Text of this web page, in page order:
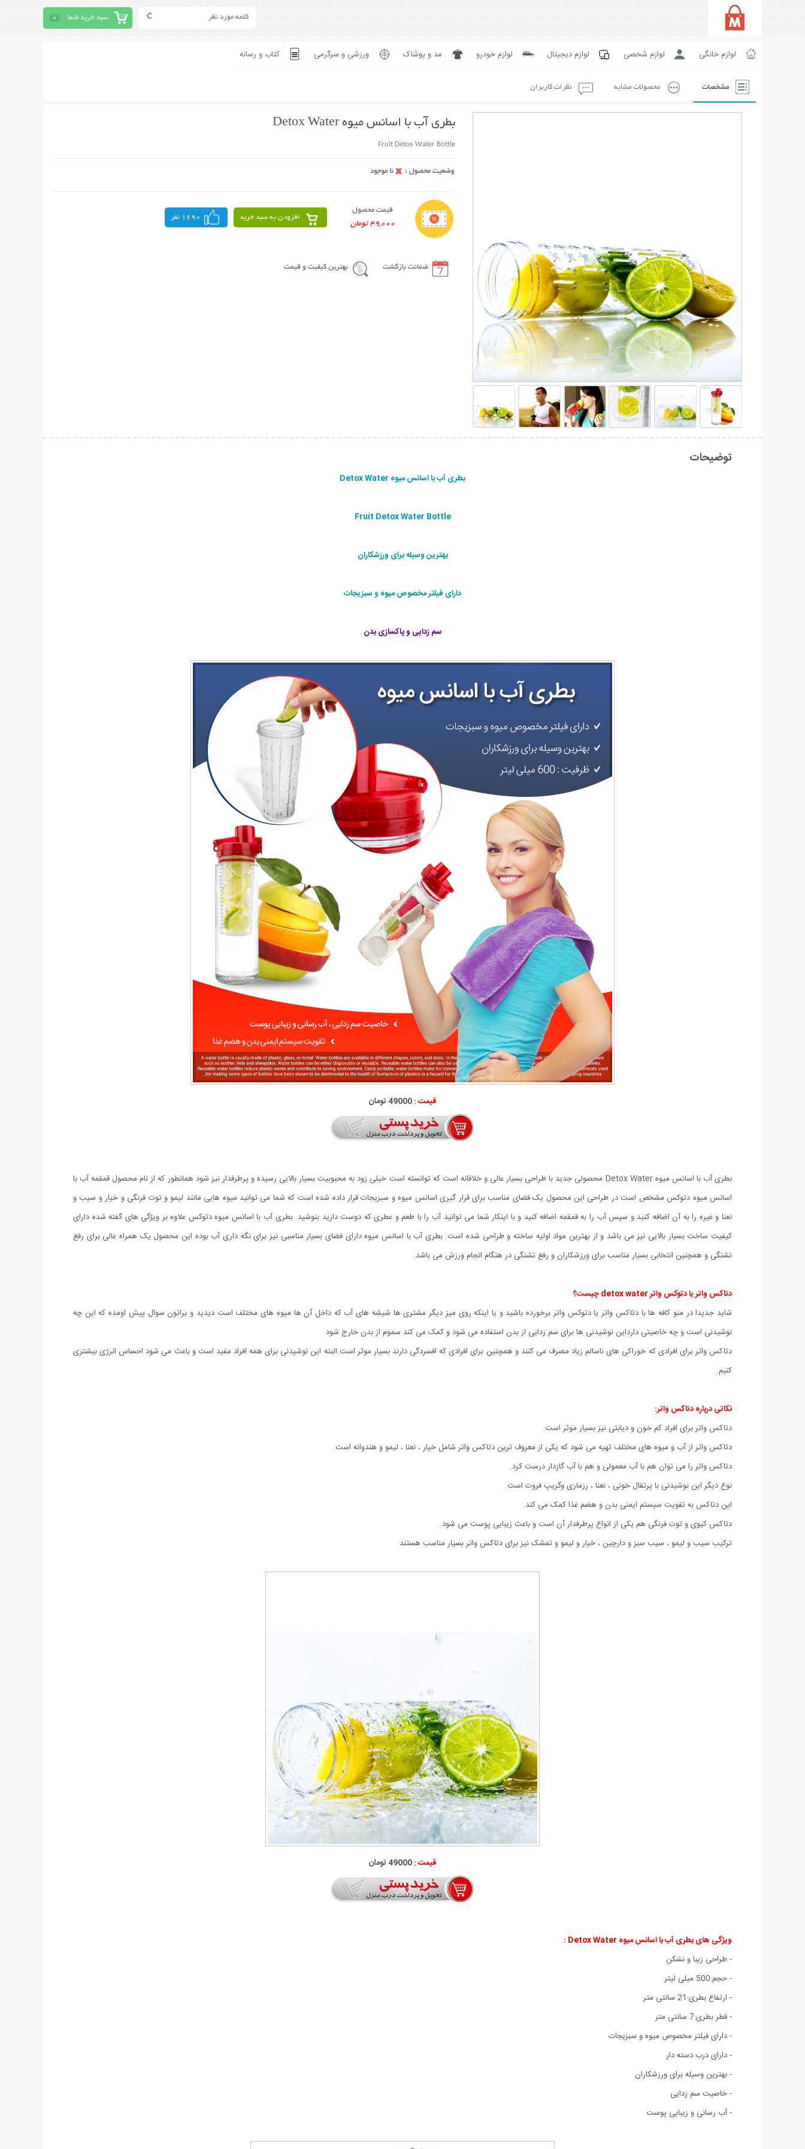
سبد خرید شما 0
لوازم خانگی لوازم شخصی لوازم دیجیتال لوازم خودرو مد و پوشاک ورزشی و سرگرمی کتاب و رسانه
مشخصات محصولات مشابه نظرات کاربران
بطری آب با اسانس میوه Detox Water
Fruit Detox Water Bottle
قیمت محصول
49,000 تومان
افزودن به سبد خرید 1690 نفر
ضمانت بازگشت بهترین کیفیت و قیمت
توضیحات
بطری آب با اسانس میوه Detox Water
Fruit Detox Water Bottle
بهترین وسیله برای ورزشکاران
دارای فیلتر مخصوص میوه و سبزیجات
سم زدایی و پاکسازی بدن
قیمت :49000 تومان
بطری آب با اسانس میوه Detox Water محصولی جدید با طراحی بسیار عالی و خلاقانه است که توانسته است خیلی زود به محبوبیت بسیار بالایی رسیده و پرطرفدار نیز شود همانطور که از نام محصول قمقمه آب با
اسانس میوه دتوکس مشخص است در طراحی این محصول یک فضای مناسب برای قرار گیری اسانس میوه و سبزیجات قرار داده شده است که شما می توانید میوه هایی مانند لیمو و توت فرنگی و خیار و سیب و
نعنا و غیره را به آن اضافه کنید و سپس آب را به قمقمه اضافه کنید و با اینکار شما می توانید آب را با طعم و عطری که دوست دارید بنوشید. بطری آب با اسانس میوه دتوکس علاوه بر ویژگی های گفته شده دارای
کیفیت ساخت بسیار بالایی نیز می باشد و از بهترین مواد اولیه ساخته و طراحی شده است. بطری آب با اسانس میوه دارای فضای بسیار مناسبی نیز برای نگه داری آب بوده این محصول یک همراه عالی برای رفع
تشنگی و همچنین انتخابی بسیار مناسب برای ورزشکاران و رفع تشنگی در هنگام انجام ورزش می باشد.
دتاکس واتر یا دتوکس واتر detox water چیست؟
شاید جدیدا در منو کافه ها با دتاکس واتر یا دتوکس واتر برخورده باشید و یا اینکه روی میز دیگر مشتری ها شیشه های آب که داخل آن ها میوه های مختلف است دیدید و براتون سوال پیش اومده که این چه
نوشیدنی است و چه خاصیتی دارداین نوشیدنی ها برای سم زدایی از بدن استفاده می شود و کمک می کند سموم از بدن خارج شود
دتاکس واتر برای افرادی که خوراکی های ناسالم زیاد مصرف می کنند و همچنین برای افرادی که افسردگی دارند بسیار موثر است.البته این نوشیدنی برای همه افراد مفید است و باعث می شود احساس انرژی بیشتری
کنیم.
نکاتی درباره دتاکس واتر:
دتاکس واتر برای افراد کم خون و دیابتی نیز بسیار موثر است.
دتاکس واتر از آب و میوه های مختلف تهیه می شود که یکی از معروف ترین دتاکس واتر شامل خیار ، نعنا ، لیمو و هندوانه است.
دتاکس واتر را می توان هم با آب معمولی و هم با آب گازدار درست کرد.
نوع دیگر این نوشیدنی با پرتقال خونی ، نعنا ، رزماری وگریپ فروت است.
این دتاکس به تقویت سیستم ایمنی بدن و هضم غذا کمک می کند.
دتاکس کیوی و توت فرنگی هم یکی از انواع پرطرفدار آن است و باعث زیبایی پوست می شود.
ترکیب سیب و لیمو ، سیب سبز و دارچین ، خیار و لیمو و تمشک نیز برای دتاکس واتر بسیار مناسب هستند
قیمت :49000 تومان
ویژگی های بطری آب با اسانس میوه Detox Water
:
- طراحی زیبا و نشکن
- حجم:500 میلی لیتر
- ارتفاع بطری:21 سانتی متر
- قطر بطری:7 سانتی متر
- دارای فیلتر مخصوص میوه و سبزیجات
- دارای درب دسته دار
- بهترین وسیله برای ورزشکاران
- خاصیت سم زدایی
- آب رسانی و زیبایی پوست